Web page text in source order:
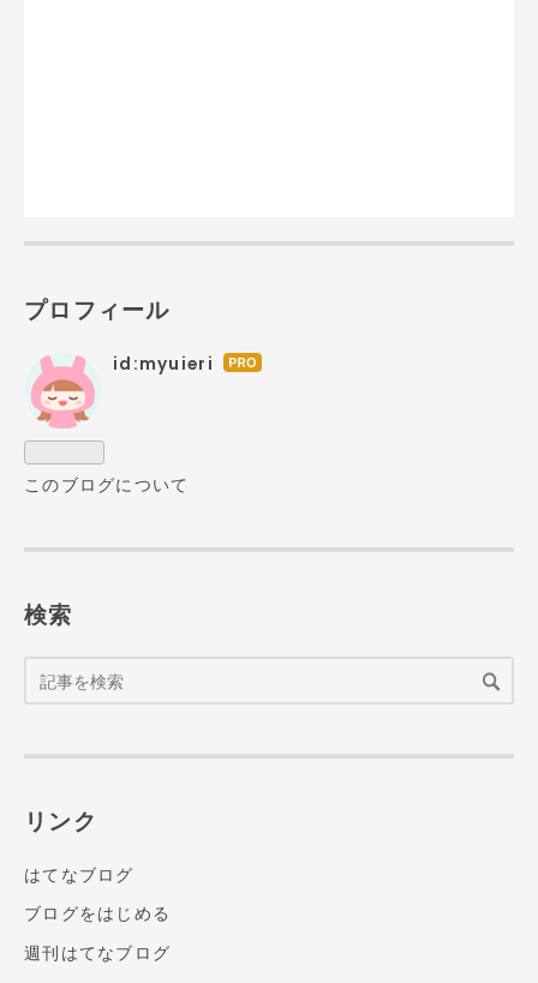
プロフィール
id:myuieri はて
このブログについて
検索
リンク
はてなブログ
ブログをはじめる
週刊はてなブログ